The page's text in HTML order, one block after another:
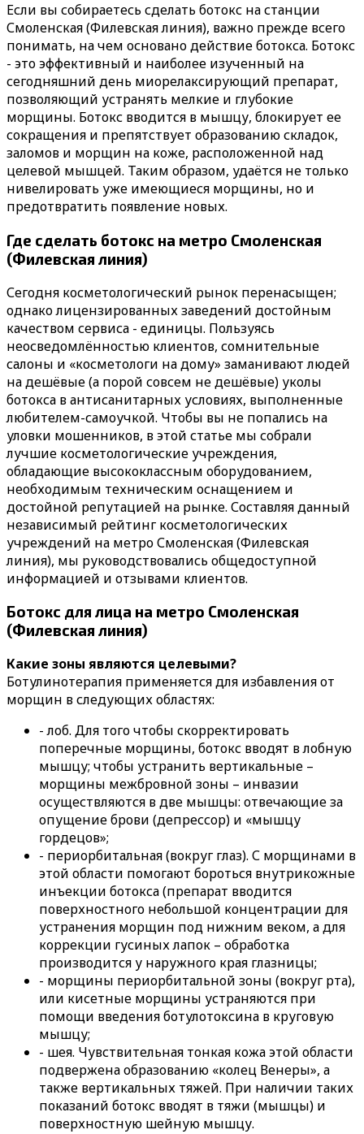
Если вы собираетесь сделать ботокс на станции
Смоленская (Филевская линия), важно прежде всего
понимать, на чем основано действие ботокса. Ботокс
- это эффективный и наиболее изученный на
сегодняшний день миорелаксирующий препарат,
позволяющий устранять мелкие и глубокие
морщины. Ботокс вводится в мышцу, блокирует ее
сокращения и препятствует образованию складок,
заломов и морщин на коже, расположенной над
целевой мышцей. Таким образом, удаётся не только
нивелировать уже имеющиеся морщины, но и
предотвратить появление новых.
Где сделать ботокс на метро Смоленская
(Филевская линия)
Сегодня косметологический рынок перенасыщен;
однако лицензированных заведений достойным
качеством сервиса - единицы. Пользуясь
неосведомлённостью клиентов, сомнительные
салоны и «косметологи на дому» заманивают людей
на дешёвые (а порой совсем не дешёвые) уколы
ботокса в антисанитарных условиях, выполненные
любителем-самоучкой. Чтобы вы не попались на
уловки мошенников, в этой статье мы собрали
лучшие косметологические учреждения,
обладающие высококлассным оборудованием,
необходимым техническим оснащением и
достойной репутацией на рынке. Составляя данный
независимый рейтинг косметологических
учреждений на метро Смоленская (Филевская
линия), мы руководствовались общедоступной
информацией и отзывами клиентов.
Ботокс для лица на метро Смоленская
(Филевская линия)
Какие зоны являются целевыми?
Ботулинотерапия применяется для избавления от
морщин в следующих областях:
- лоб. Для того чтобы скорректировать
поперечные морщины, ботокс вводят в лобную
мышцу; чтобы устранить вертикальные –
морщины межбровной зоны – инвазии
осуществляются в две мышцы: отвечающие за
опущение брови (депрессор) и «мышцу
гордецов»;
- периорбитальная (вокруг глаз). С морщинами в
этой области помогают бороться внутрикожные
инъекции ботокса (препарат вводится
поверхностного небольшой концентрации для
устранения морщин под нижним веком, а для
коррекции гусиных лапок – обработка
производится у наружного края глазницы;
- морщины периорбитальной зоны (вокруг рта),
или кисетные морщины устраняются при
помощи введения ботулотоксина в круговую
мышцу;
- шея. Чувствительная тонкая кожа этой области
подвержена образованию «колец Венеры», а
также вертикальных тяжей. При наличии таких
показаний ботокс вводят в тяжи (мышцы) и
поверхностную шейную мышцу.